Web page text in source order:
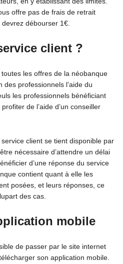
offre pas de frais de retrait
débourser 1€.
client ?
les offres de la néobanque
professionnels l’aide du
les professionnels bénéficiant
de l’aide d’un conseiller
client se tient disponible par
nécessaire d’attendre un délai
d’une réponse du service
contient quant à elle les
posées, et leurs réponses, ce
des cas.
mobile
de passer par le site internet
son application mobile.